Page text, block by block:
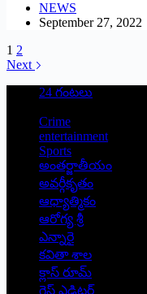
NEWS
September 27, 2022
1 2
Next
24 గంటలు
Crime
entertainment
Sports
అంతర్జాతీయం
అవర్గీకృతం
ఆధ్యాత్మికం
ఆరోగ్య శ్రీ
ఎన్నారై
కవితా శాల
క్లాస్ రూమ్
గెస్ట్ ఎడిటర్